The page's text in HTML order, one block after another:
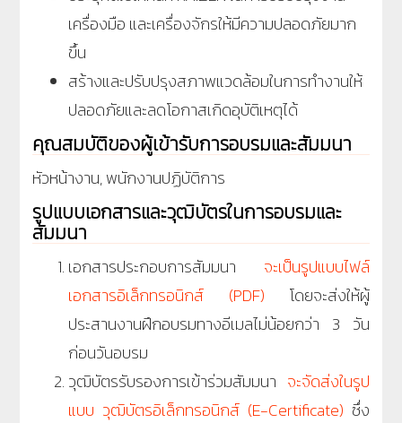
เครื่องมือ และเครื่องจักรให้มีความปลอดภัยมาก
ขึ้น
สร้างและปรับปรุงสภาพแวดล้อมในการทำงานให้
ปลอดภัยและลดโอกาสเกิดอุบัติเหตุได้
คุณสมบัติของผู้เข้ารับการอบรมและสัมมนา
หัวหน้างาน, พนักงานปฏิบัติการ
รูปแบบเอกสารและวุฒิบัตรในการอบรมและ
สัมมนา
เอกสารประกอบการสัมมนา จะเป็นรูปแบบไฟล์
เอกสารอิเล็กทรอนิกส์ (PDF) โดยจะส่งให้ผู้
ประสานงานฝึกอบรมทางอีเมลไม่น้อยกว่า 3 วัน
ก่อนวันอบรม
วุฒิบัตรรับรองการเข้าร่วมสัมมนา จะจัดส่งในรูป
แบบ วุฒิบัตรอิเล็กทรอนิกส์ (E-Certificate) ซึ่ง